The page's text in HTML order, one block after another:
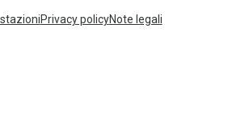
Privacy policyNote legali